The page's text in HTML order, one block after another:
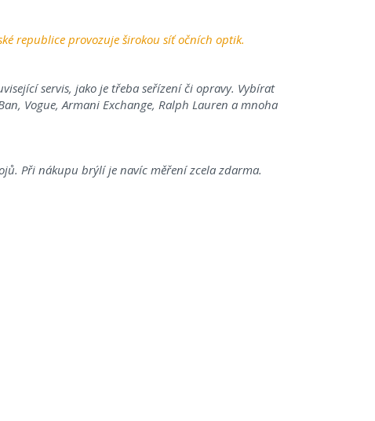
republice provozuje širokou síť očních optik.
servis, jako je třeba seřízení či opravy. Vybírat
Vogue, Armani Exchange, Ralph Lauren a mnoha
Při nákupu brýlí je navíc měření zcela zdarma.